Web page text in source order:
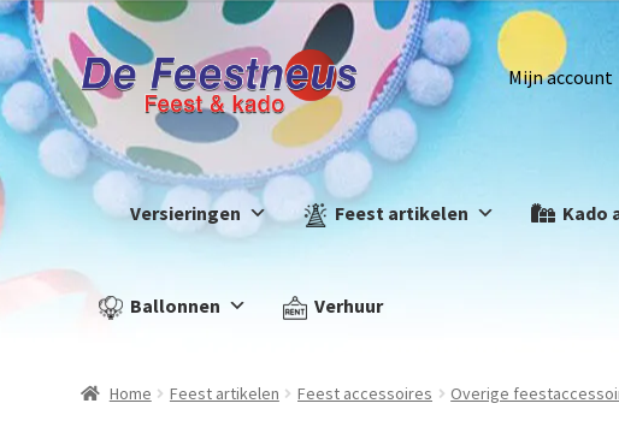
Mijn account
Versieringen Feest artikelen Kado
Ballonnen Verhuur
Home Feest artikelen Feest accessoires Overige